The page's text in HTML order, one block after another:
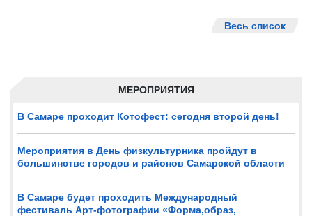
МЕРОПРИЯТИЯ
В Самаре проходит Котофест: сегодня второй день!
Мероприятия в День физкультурника пройдут в
большинстве городов и районов Самарской области
В Самаре будет проходить Международный
фестиваль Арт-фотографии «Форма,образ,
Весь список